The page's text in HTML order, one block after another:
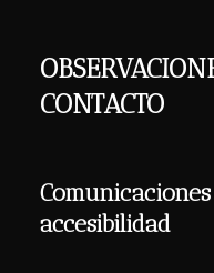
CONTACTO
accesibilidad